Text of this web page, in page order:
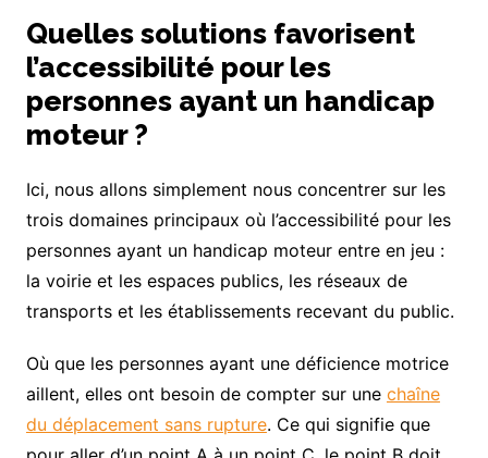
Quelles solutions favorisent
l’accessibilité pour les
personnes ayant un handicap
moteur ?
Ici, nous allons simplement nous concentrer sur les
trois domaines principaux où l’accessibilité pour les
personnes ayant un handicap moteur entre en jeu :
la voirie et les espaces publics, les réseaux de
transports et les établissements recevant du public.
Où que les personnes ayant une déficience motrice
aillent, elles ont besoin de compter sur une chaîne
du déplacement sans rupture. Ce qui signifie que